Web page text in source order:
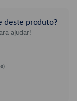
deste produto?
ajudar!